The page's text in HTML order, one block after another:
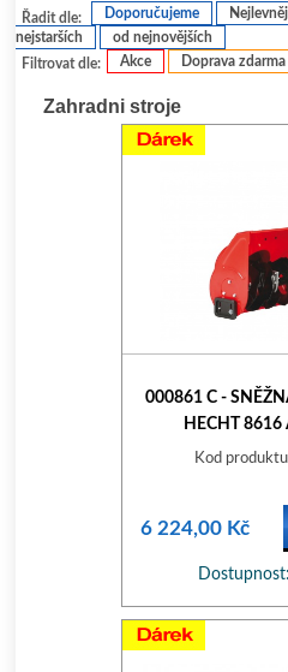
Filtrovat dle: Akce Doprava zdarma
Řadit dle: Doporučujeme
nejstarších
od nejnovějších
Zahradni stroje
000861 C -
HECHT 8616
Kod
6 224,00 Kč
Dostupnost: